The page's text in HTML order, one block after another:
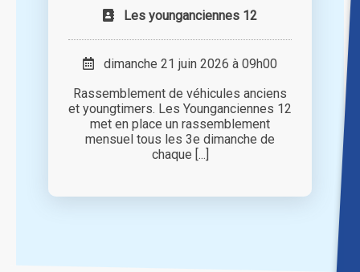
Les younganciennes 12
dimanche 21 juin 2026 à 09h00
Rassemblement de véhicules anciens
et youngtimers. Les Younganciennes 12
met en place un rassemblement
mensuel tous les 3e dimanche de
chaque [...]